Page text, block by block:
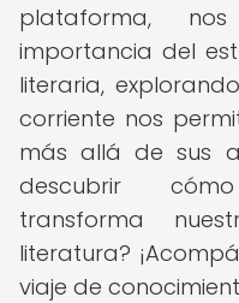
plataforma,
importancia del
literaria,
corriente nos
más allá de sus
descubrir
transforma
literatura?
viaje de